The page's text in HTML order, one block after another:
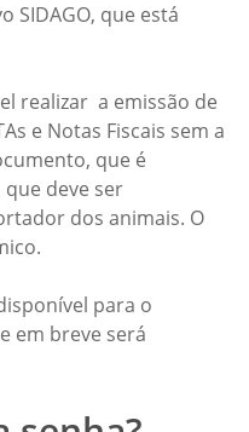
SIDAGO, que está
realizar a emissão de
e Notas Fiscais sem a
que é
que deve ser
dos animais. O
para o
em breve será